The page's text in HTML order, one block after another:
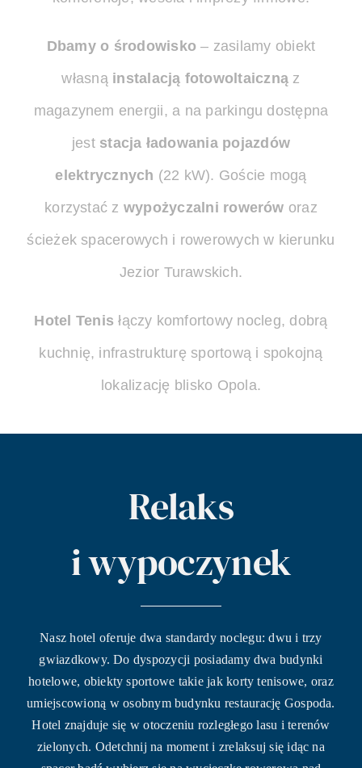
Dbamy o środowisko – zasilamy obiekt
własną instalacją fotowoltaiczną z
magazynem energii, a na parkingu dostępna
jest stacja ładowania pojazdów
elektrycznych (22 kW). Goście mogą
korzystać z wypożyczalni rowerów oraz
ścieżek spacerowych i rowerowych w kierunku
Jezior Turawskich.
Hotel Tenis łączy komfortowy nocleg, dobrą
kuchnię, infrastrukturę sportową i spokojną
lokalizację blisko Opola.
Relaks
i wypoczynek
Nasz hotel oferuje dwa standardy noclegu: dwu i trzy
gwiazdkowy. Do dyspozycji posiadamy dwa budynki
hotelowe, obiekty sportowe takie jak korty tenisowe, oraz
umiejscowioną w osobnym budynku restaurację Gospoda.
Hotel znajduje się w otoczeniu rozległego lasu i terenów
zielonych. Odetchnij na moment i zrelaksuj się idąc na